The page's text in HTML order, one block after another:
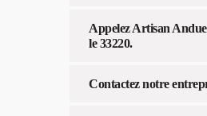
Appelez Artisan
le 33220.
Contactez notre